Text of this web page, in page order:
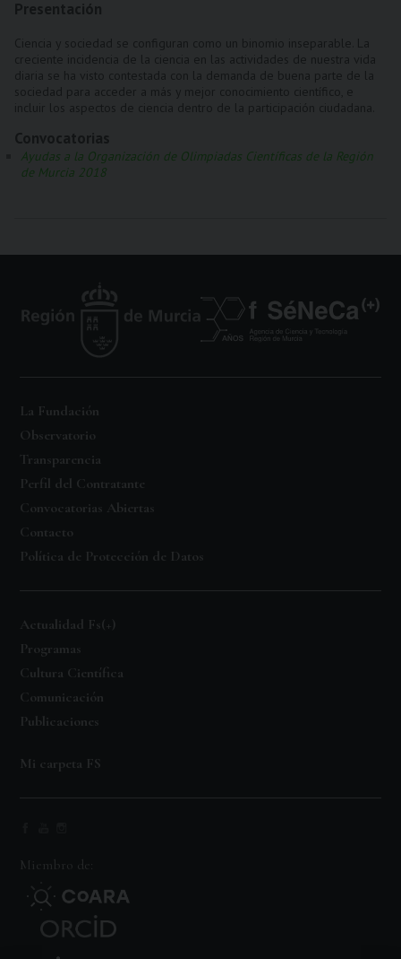
Ayudas a la Organización de Olimpiadas Científicas de la Región
de Murcia 2018
La Fundación
Observatorio
Transparencia
Perfil del Contratante
Convocatorias Abiertas
Contacto
Política de Protección de Datos
Actualidad Fs(+)
Programas
Cultura Científica
Comunicación
Publicaciones
Mi carpeta FS
Miembro de: